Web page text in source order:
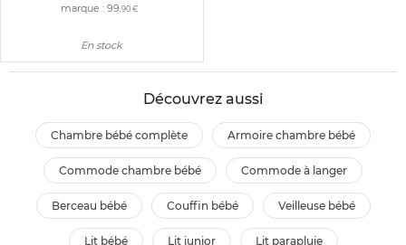
marque :99,90 €
En stock
Découvrez aussi
chambre bébé complète armoire chambre bébé
commode chambre bébé commode à langer
berceau bébé couffin bébé veilleuse bébé
lit bébé lit junior lit parapluie